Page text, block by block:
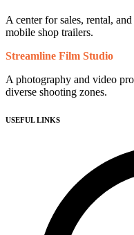
A center for sales, rental,
mobile shop trailers.
Streamline Film Studio
A photography and video
diverse shooting zones.
USEFUL LINKS